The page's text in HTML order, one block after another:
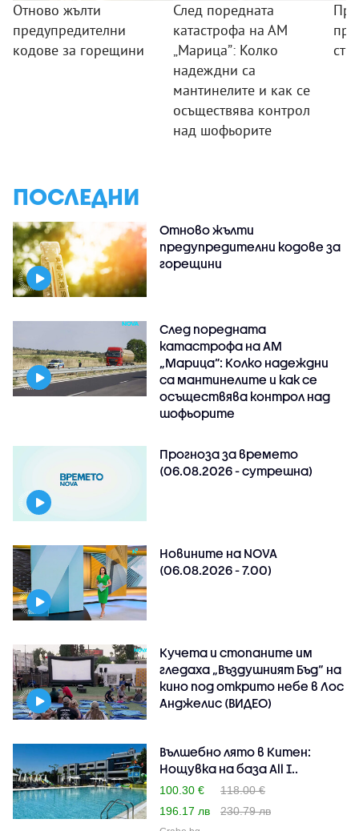
Отново жълти
предупредителни
кодове за горещини
След поредната
катастрофа на АМ
„Марица”: Колко
надеждни са
мантинелите и как се
осъществява контрол
над шофьорите
ПОСЛЕДНИ
Отново жълти
предупредителни кодове за
горещини
След поредната
катастрофа на АМ
„Марица”: Колко надеждни
са мантинелите и как се
осъществява контрол над
шофьорите
Прогноза за времето
(06.08.2026 - сутрешна)
Новините на NOVA
(06.08.2026 - 7.00)
Кучета и стопаните им
гледаха „Въздушният Бъд“ на
кино под открито небе в Лос
Анджелис (ВИДЕО)
Вълшебно лято в Китен:
Нощувка на база All I..
100.30 €
118.00 €
196.17 лв
230.79 лв